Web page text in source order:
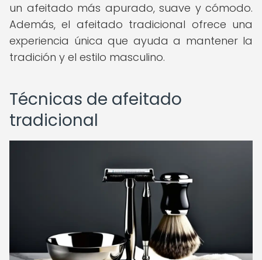
un afeitado más apurado, suave y cómodo.
Además, el afeitado tradicional ofrece una
experiencia única que ayuda a mantener la
tradición y el estilo masculino.
Técnicas de afeitado
tradicional